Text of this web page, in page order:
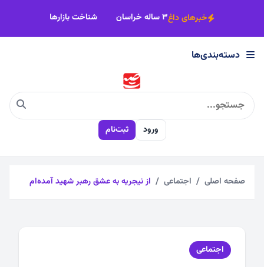
×
دسته‌بندی‌ها
اجتماعی
چندرسانه
فرهنگی
خبرهای داغ
خطر نابودی سفره‌های آب زیرزمینی ۳۰۰۰ ساله خراسان شناخت
دسته‌بندی‌ها
ورود ثبت‌نام
صفحه اصلی اجتماعی از نیجریه به عشق رهبر شهید آمده‌ام
اجتماعی